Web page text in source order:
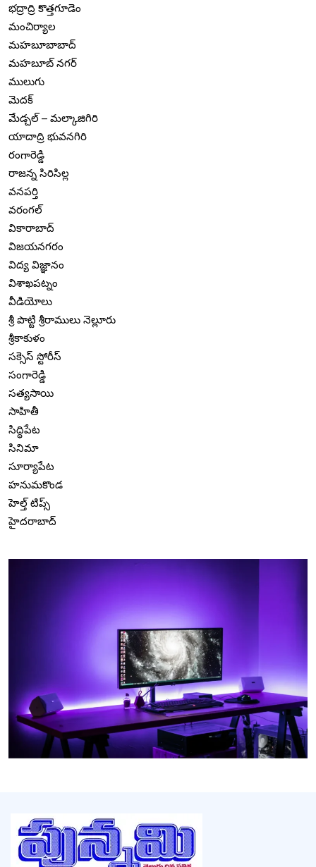
భద్రాద్రి కొత్తగూడెం
మంచిర్యాల
మహబూబాబాద్
మహబూబ్ నగర్
ములుగు
మెదక్
మేడ్చల్ – మల్కాజిగిరి
యాదాద్రి భువనగిరి
రంగారెడ్డి
రాజన్న సిరిసిల్ల
వనపర్తి
వరంగల్
వికారాబాద్
విజయనగరం
విద్య విజ్ఞానం
విశాఖపట్నం
వీడియోలు
శ్రీ పొట్టి శ్రీరాములు నెల్లూరు
శ్రీకాకుళం
సక్సెస్ స్టోరీస్
సంగారెడ్డి
సత్యసాయి
సాహితీ
సిద్ధిపేట
సినిమా
సూర్యాపేట
హనుమకొండ
హెల్త్ టిప్స్
హైదరాబాద్